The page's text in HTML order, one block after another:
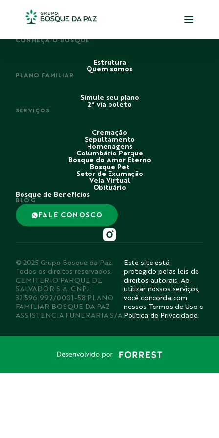
CONHEÇA O BOSQUE
Estrutura
Quem somos
PLANO FAMILIAR
Simule seu plano
2ª via boleto
SERVIÇOS
Cremação
Sepultamento
Homenagens
Columbário Parque
Bosque do Amor Eterno
Bosque Pet
Setor de Exumação
Vela Virtual
Obituário
Bosque de Benefícios
BLOG
FALE CONOSCO
© 2025 Grupo Bosque da Paz.
Todos os direitos reservados.
CEMITERIO PARQUE DE
SALVADOR S.A. CNPJ:
32.596.992/0001-58 PLANO
FAMILIAR BOSQUE DA PAZ
ASSISTENCIA FUNERARIA S/A
Este site está
protegido pelas leis de
direitos autorais. Ao
utilizar nossos serviços,
você concorda com
nossos Termos de Uso e
Política de Privacidade.